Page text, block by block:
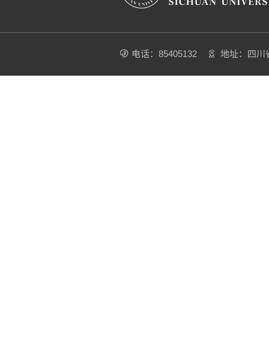
电话：85405132 地址：四川